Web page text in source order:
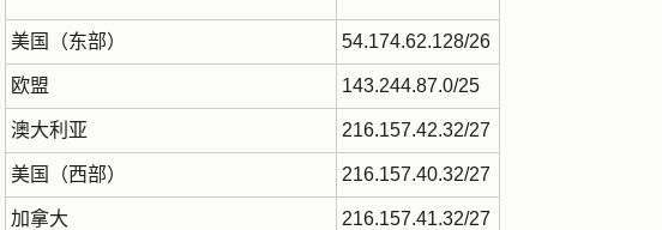
美国（东部） 54.174.62.128/26
欧盟 143.244.87.0/25
澳大利亚 216.157.42.32/27
美国（西部） 216.157.40.32/27
加拿大 216.157.41.32/27